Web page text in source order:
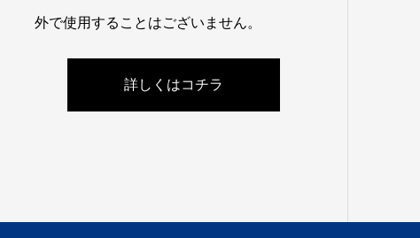
外で使用することはございません。
詳しくはコチラ